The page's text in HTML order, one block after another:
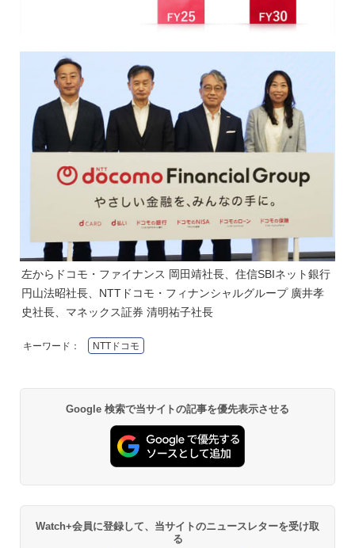
左からドコモ・ファイナンス 岡田靖社長、住信SBIネット銀行
円山法昭社長、NTTドコモ・フィナンシャルグループ 廣井孝
史社長、マネックス証券 清明祐子社長
キーワード： NTTドコモ
Google 検索で当サイトの記事を優先表示させる
Watch+会員に登録して、当サイトのニュースレターを受け取
る